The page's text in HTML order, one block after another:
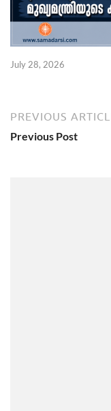
July 28, 2026
PREVIOUS
Previous Post